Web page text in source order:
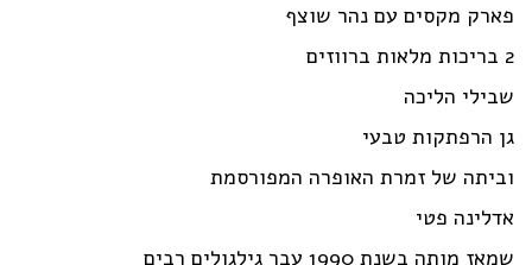
פארק מקסים עם נהר שוצף
2 בריכות מלאות ברווזים
שבילי הליכה
גן הרפתקות טבעי
וביתה של זמרת האופרה המפורסמת
אדלינה פטי
שמאז מותה בשנת 1990 עבר גילגולים רבים